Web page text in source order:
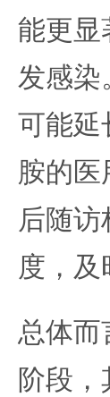
能更显
发感染
可能延
胺的医
后随
度，及
总体而
阶段